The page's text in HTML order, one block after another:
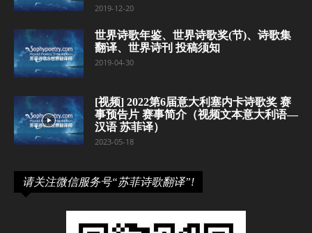
2019-12-20
世界诗歌年鉴、世界诗歌奖(节)、诗歌集
翻译、世界诗刊 投稿须知
2019-04-30
[视频] 2022第6届意大利塞内卡诗歌奖 赛
事预告片 赛事简介（视频文本意大利语—
汉语 苏菲译）
2023-05-18
请关注微信服务号“苏菲诗歌翻译”!